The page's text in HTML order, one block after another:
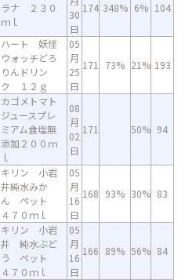
ラナ ２３０
ｍｌ
30
日
174 348% 6% 104
ハート 妖怪
ウォッチどろ
りんドリン
ク １２ｇ
05
月
25
日
171 73% 21% 193
カゴメトマト
ジュースプレ
ミアム食塩無
添加２００ｍ
ｌ
08
月
02
日
171 50% 94
キリン 小岩
井純水みか
ん ペット
４７０ｍｌ
05
月
16
日
168 93% 30% 83
キリン 小岩
井 純水ぶど
う ペット
４７０ｍｌ
05
月
16
日
166 89% 56% 84